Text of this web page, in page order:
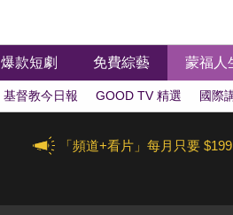
爆款短劇 免費綜藝 蒙福人
基督教今日報 GOOD TV 精選 國際
「頻道+看片」每月只要 $199